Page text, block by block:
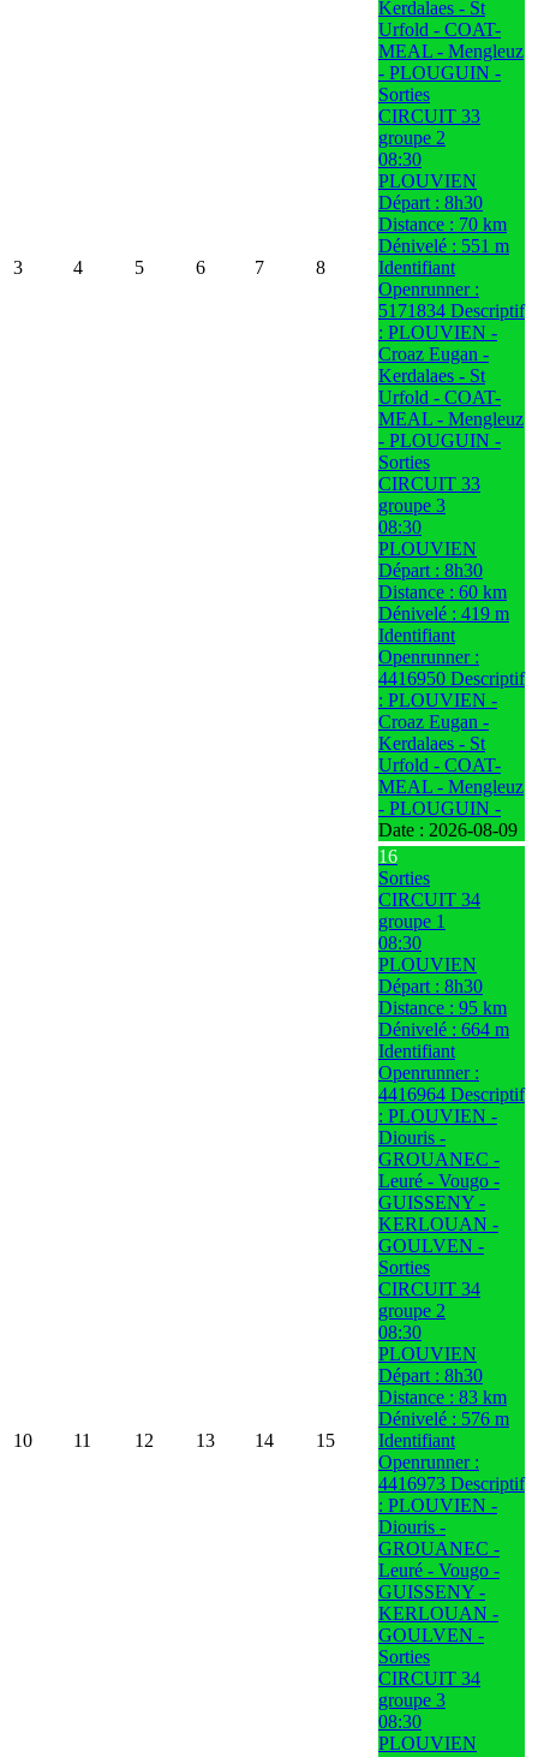
3 4 5 6 7 8
Kerdalaes - St
Urfold - COAT-
MEAL - Mengleuz
- PLOUGUIN -
Sorties
CIRCUIT 33
groupe 2
08:30
PLOUVIEN
Départ : 8h30
Distance : 70 km
Dénivelé : 551 m
Identifiant
Openrunner :
5171834 Descriptif
: PLOUVIEN -
Croaz Eugan -
Kerdalaes - St
Urfold - COAT-
MEAL - Mengleuz
- PLOUGUIN -
Sorties
CIRCUIT 33
groupe 3
08:30
PLOUVIEN
Départ : 8h30
Distance : 60 km
Dénivelé : 419 m
Identifiant
Openrunner :
4416950 Descriptif
: PLOUVIEN -
Croaz Eugan -
Kerdalaes - St
Urfold - COAT-
MEAL - Mengleuz
- PLOUGUIN -
Date : 2026-08-09
10 11 12 13 14 15
16
Sorties
CIRCUIT 34
groupe 1
08:30
PLOUVIEN
Départ : 8h30
Distance : 95 km
Dénivelé : 664 m
Identifiant
Openrunner :
4416964 Descriptif
: PLOUVIEN -
Diouris -
GROUANEC -
Leuré - Vougo -
GUISSENY -
KERLOUAN -
GOULVEN -
Sorties
CIRCUIT 34
groupe 2
08:30
PLOUVIEN
Départ : 8h30
Distance : 83 km
Dénivelé : 576 m
Identifiant
Openrunner :
4416973 Descriptif
: PLOUVIEN -
Diouris -
GROUANEC -
Leuré - Vougo -
GUISSENY -
KERLOUAN -
GOULVEN -
Sorties
CIRCUIT 34
groupe 3
08:30
PLOUVIEN